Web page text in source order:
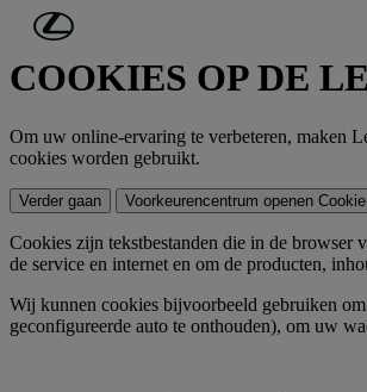
Ga naar de hoofdinhoud
COOKIES OP DE
Om uw online-ervaring te verbeteren, maken
cookies worden gebruikt.
Verder gaan Voorkeurencentrum openen
Cookies zijn tekstbestanden die in de
de service en internet en om de producten,
Wij kunnen cookies bijvoorbeeld gebruiken
geconfigureerde auto te onthouden), om uw